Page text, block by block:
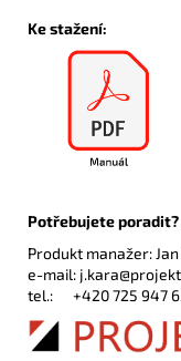
Ke stažení:
Potřebujete
Produkt manažer:
e-mail:
tel.: +420 725 947